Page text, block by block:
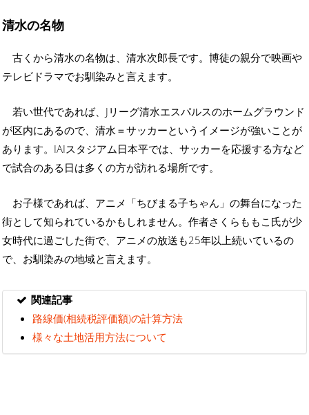
清水の名物
古くから清水の名物は、清水次郎長です。博徒の親分で映画や
テレビドラマでお馴染みと言えます。
若い世代であれば、Jリーグ清水エスパルスのホームグラウンド
が区内にあるので、清水＝サッカーというイメージが強いことが
あります。IAIスタジアム日本平では、サッカーを応援する方など
で試合のある日は多くの方が訪れる場所です。
お子様であれば、アニメ「ちびまる子ちゃん」の舞台になった
街として知られているかもしれません。作者さくらももこ氏が少
女時代に過ごした街で、アニメの放送も25年以上続いているの
で、お馴染みの地域と言えます。
関連記事
路線価(相続税評価額)の計算方法
様々な土地活用方法について